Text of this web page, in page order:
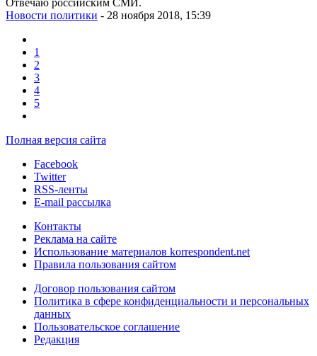
Новости политики - 28 ноября 2018, 15:39
1
2
3
4
5
Полная версия сайта
Facebook
Twitter
RSS-ленты
E-mail рассылка
Контакты
Реклама на сайте
Использование материалов korrespondent.net
Правила пользования сайтом
Договор пользования сайтом
Политика в сфере конфиденциальности и персональных
данных
Пользовательское соглашение
Редакция